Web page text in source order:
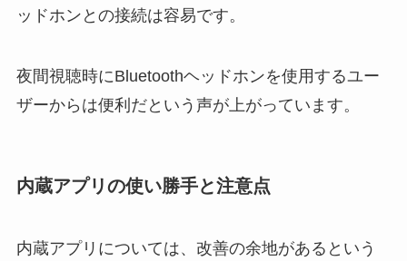
ッドホンとの接続は容易です。
夜間視聴時にBluetoothヘッドホンを使用するユー
ザーからは便利だという声が上がっています。
内蔵アプリの使い勝手と注意点
内蔵アプリについては、改善の余地があるという